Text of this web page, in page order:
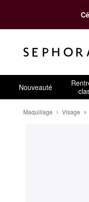
Nouveauté
Maquillage Visage